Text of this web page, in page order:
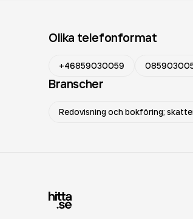
Olika telefonformat
+46859030059
Branscher
Redovisning och bokföring;